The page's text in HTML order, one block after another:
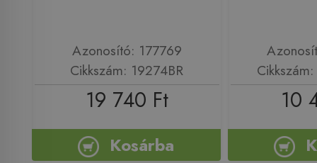
Azonosító: 177769
Cikkszám: 19274BR
19 740 Ft
Kosárba
10